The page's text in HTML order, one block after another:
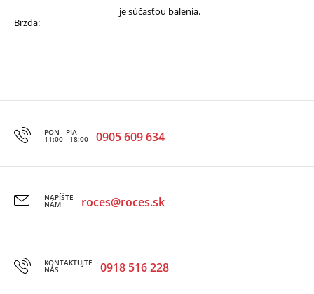
Brzda:
je súčasťou balenia.
PON - PIA
11:00 - 18:00 0905 609 634
NAPÍŠTE
NÁM roces@roces.sk
KONTAKTUJTE
NÁS 0918 516 228